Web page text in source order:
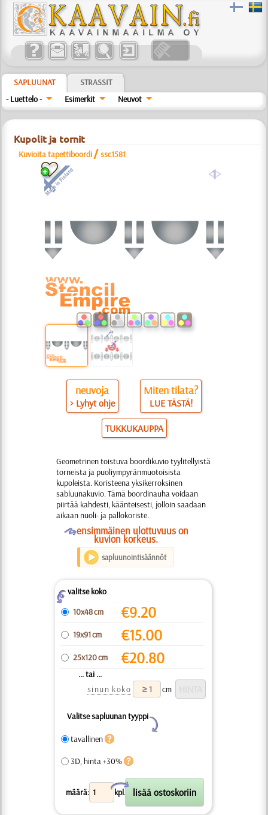
SAPLUUNAT
STRASSIT
- Luettelo -
Esimerkit Neuvot
Kupolit ja tornit
Kuvioita tapettiboordi /ssc1581
a
neuvoja
> Lyhyt ohje
Miten tilata?
LUE TÄSTÄ!
TUKKUKAUPPA
Geometrinen toistuva boordikuvio tyylitellyistä
torneista ja puoliympyränmuotoisista
kupoleista. Koristeena yksikerroksinen
sabluunakuvio. Tämä boordinauha voidaan
piirtää kahdesti, käänteisesti, jolloin saadaan
aikaan nuoli- ja pallokoriste.
Oensimmäinen ulottuvuus on
kuvion korkeus.
sapluunointisäännöt
Zvalitse koko
10x48 cm
€9.20
19x91 cm €15.00
25x120 cm €20.80
... tai ...
sinun koko
cm
Valitse sapluunan tyyppi
Y
tavallinen
3D, hinta +30%
määrä: kpl.
X